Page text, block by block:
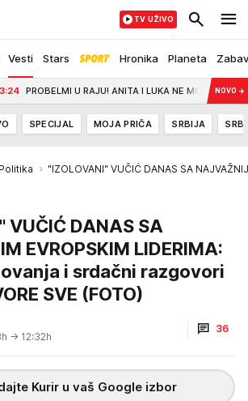
Vesti Stars Hronika Planeta
TV UŽIVO
U RAJU! ANITA I LUKA NE MOGU DA SENOVO →
SPECIJAL MOJA PRIČA SRBIJA
Politika "IZOLOVANI" VUČIĆ DANAS SA
VUČIĆ DANAS SA
EVROPSKIM LIDERIMA:
i srdačni razgovori
SVE (FOTO)
→ 12:32h
36
Kurir u vaš Google izbor